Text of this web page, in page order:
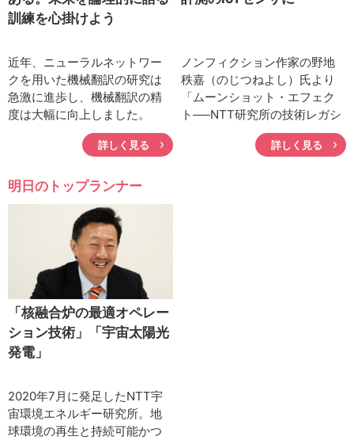
訓練を心掛けよう
近年、ニューラルネットワー
クを用いた機械翻訳の研究は
急激に進歩し、機械翻訳の精
度は大幅に向上しました。
Webサイトやスマートフォン
のアプリによる翻訳が普及し
まだまだ課題が残されていま
す。この精度向上をめざして
研究者は文脈や状況、文化等
をも反映したさらに高度な対
訳技術研究に勤しんでいま
す。今回は、文脈・状況に基
づくニューラル機械翻訳を追
究する永田昌明NTTコミュニ
ケーション科学基礎研究所
上席特別研究員に、研究の進
捗と研究者としてのあり方に
詳しく見る
ノンフィクション作家の野地
秩嘉（のじつねよし）氏より
「ムーンショット・エフェク
ト──NTT研究所の技術レガシ
ー」と題するNTT研究所の技
術をテーマとした原稿をいた
詳しく見る
明日のトップランナー
「核融合炉の最適オペレー
ション技術」「宇宙太陽光
発電」
2020年7月に発足したNTT宇
宙環境エネルギー研究所。地
球環境の再生と持続可能かつ